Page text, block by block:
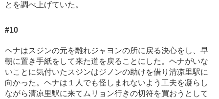
とを調べ上げていた。
#10
ヘナはスジンの元を離れジャヨンの所に戻る決心をし、早
朝に置き手紙をして来た道を戻ることにした。ヘナがいな
いことに気付いたスジンはジノンの助けを借り清凉里駅に
向かった。ヘナは１人でも怪しまれないよう工夫を凝らし
ながら清凉里駅に来てムリョン行きの切符を買おうとして